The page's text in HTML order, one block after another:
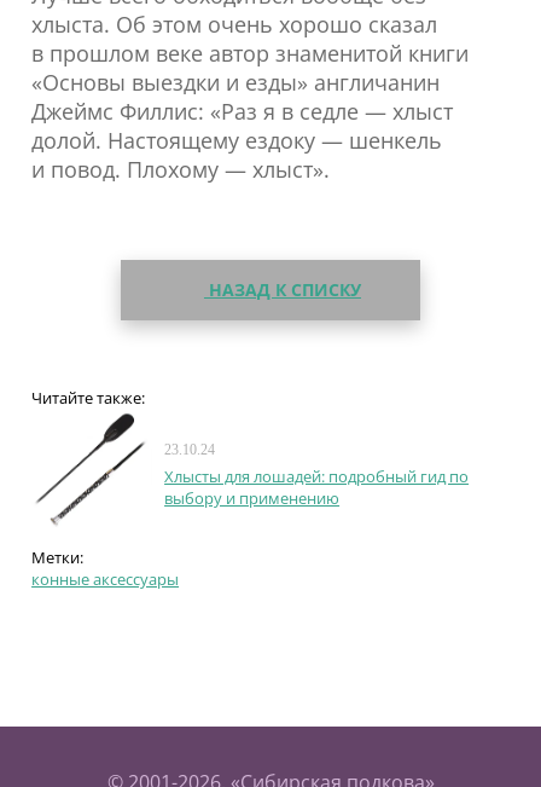
хлыста. Об этом очень хорошо сказал
в прошлом веке автор знаменитой книги
«Основы выездки и езды» англичанин
Джеймс Филлис: «Раз я в седле — хлыст
долой. Настоящему ездоку — шенкель
и повод. Плохому — хлыст».
НАЗАД К СПИСКУ
Читайте также:
23.10.24
Хлысты для лошадей: подробный гид по
выбору и применению
Метки:
конные аксессуары